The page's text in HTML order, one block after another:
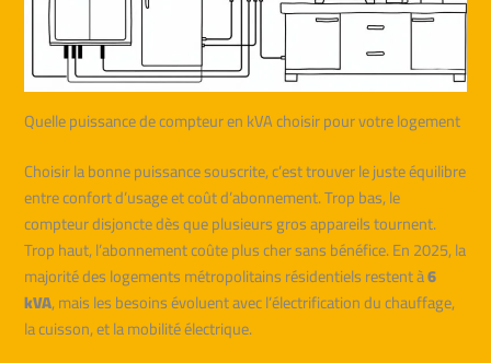
Quelle puissance de compteur en kVA choisir pour votre logement
Choisir la bonne puissance souscrite, c’est trouver le juste équilibre
entre confort d’usage et coût d’abonnement. Trop bas, le
compteur disjoncte dès que plusieurs gros appareils tournent.
Trop haut, l’abonnement coûte plus cher sans bénéfice. En 2025, la
majorité des logements métropolitains résidentiels restent à6
kVA, mais les besoins évoluent avec l’électrification du chauffage,
la cuisson, et la mobilité électrique.